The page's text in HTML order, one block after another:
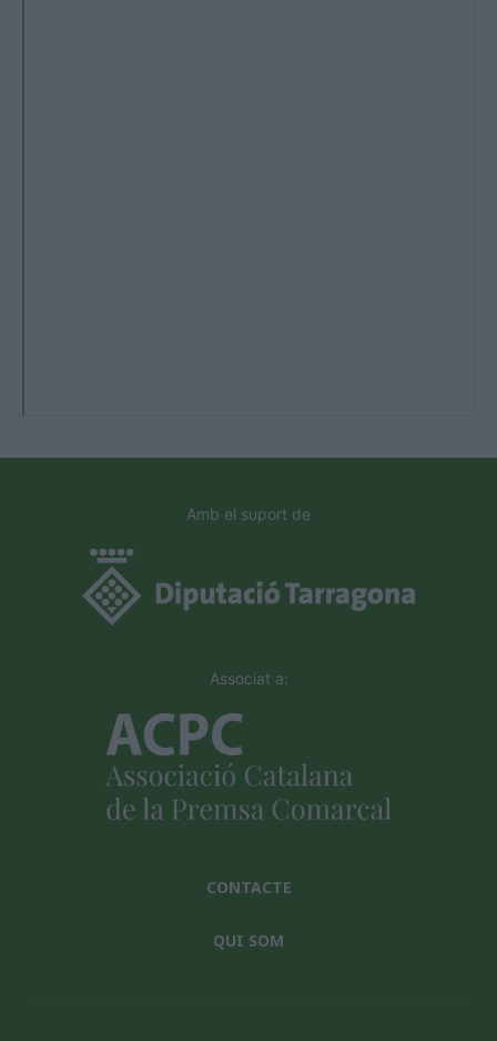
Amb el suport de
Associat a:
CONTACTE
QUI SOM